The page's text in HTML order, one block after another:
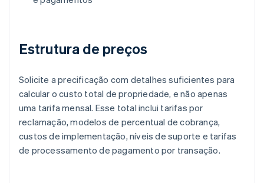
Estrutura de preços
Solicite a precificação com detalhes suficientes para
calcular o custo total de propriedade, e não apenas
uma tarifa mensal. Esse total inclui tarifas por
reclamação, modelos de percentual de cobrança,
custos de implementação, níveis de suporte e tarifas
de processamento de pagamento por transação.